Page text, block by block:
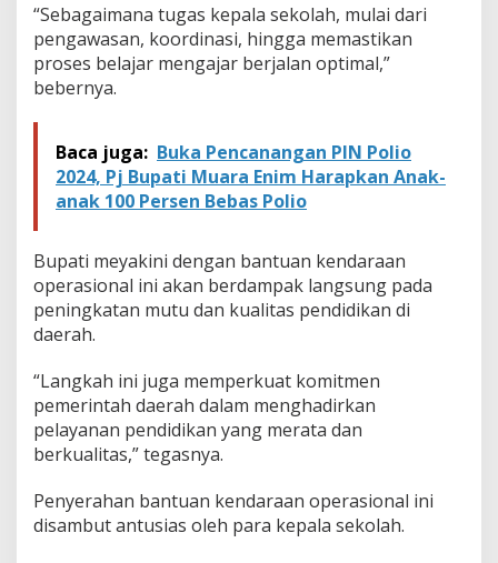
“Sebagaimana tugas kepala sekolah, mulai dari
pengawasan, koordinasi, hingga memastikan
proses belajar mengajar berjalan optimal,”
bebernya.
Baca juga: Buka Pencanangan PIN Polio
2024, Pj Bupati Muara Enim Harapkan Anak-
anak 100 Persen Bebas Polio
Bupati meyakini dengan bantuan kendaraan
operasional ini akan berdampak langsung pada
peningkatan mutu dan kualitas pendidikan di
daerah.
“Langkah ini juga memperkuat komitmen
pemerintah daerah dalam menghadirkan
pelayanan pendidikan yang merata dan
berkualitas,” tegasnya.
Penyerahan bantuan kendaraan operasional ini
disambut antusias oleh para kepala sekolah.